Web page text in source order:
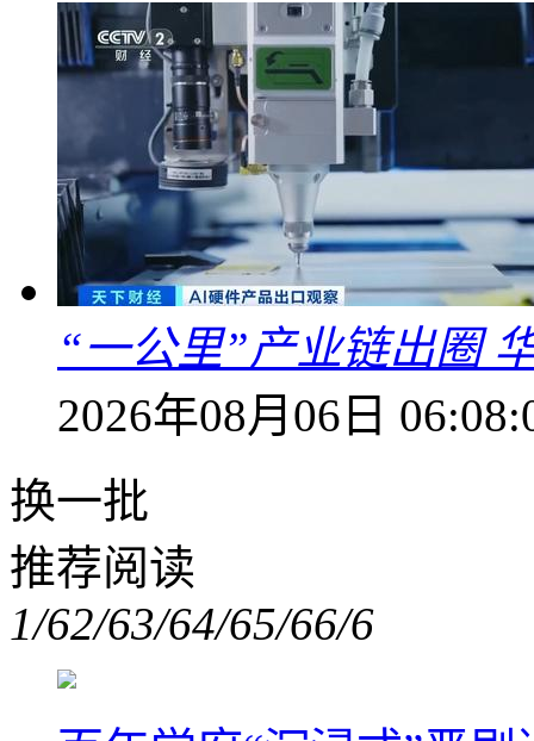
“一公里”产业链出圈
2026年08月06日
换一批
推荐阅读
1/62/63/64/65/66/6